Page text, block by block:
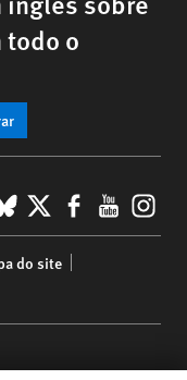
o
X
do site